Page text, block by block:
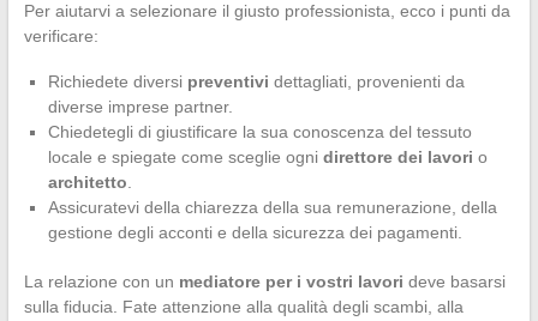
Per aiutarvi a selezionare il giusto professionista, ecco i punti da
verificare:
Richiedete diversi preventivi dettagliati, provenienti da
diverse imprese partner.
Chiedetegli di giustificare la sua conoscenza del tessuto
locale e spiegate come sceglie ogni direttore dei lavori o
architetto
Assicuratevi della chiarezza della sua remunerazione, della
gestione degli acconti e della sicurezza dei pagamenti.
La relazione con un mediatore per i vostri lavori deve basarsi
sulla fiducia. Fate attenzione alla qualità degli scambi, alla